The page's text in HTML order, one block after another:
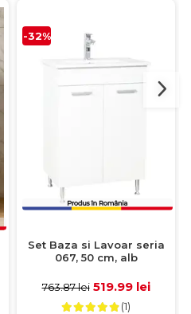
-32%
Set Baza si Lavoar seria
067, 50 cm, alb
763.87 lei 519.99 lei
(1)